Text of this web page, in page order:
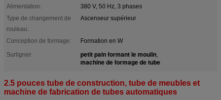
Alimentation:
380 V, 50 Hz, 3 phases
Type de changement de
rouleau:
Ascenseur supérieur
Conception de formage:
Formation en W
Surligner:
petit pain formant le moulin,
machine de formage de tube
2.5 pouces tube de construction, tube de meubles et
machine de fabrication de tubes automatiques